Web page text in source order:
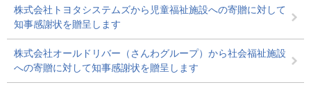
株式会社トヨタシステムズから児童福祉施設への寄贈に対して
知事感謝状を贈呈します
株式会社オールドリバー（さんわグループ）から社会福祉施設
への寄贈に対して知事感謝状を贈呈します